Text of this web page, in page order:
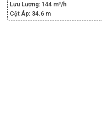
Lưu Lượng: 144 m³/h
Cột Áp: 34.6 m